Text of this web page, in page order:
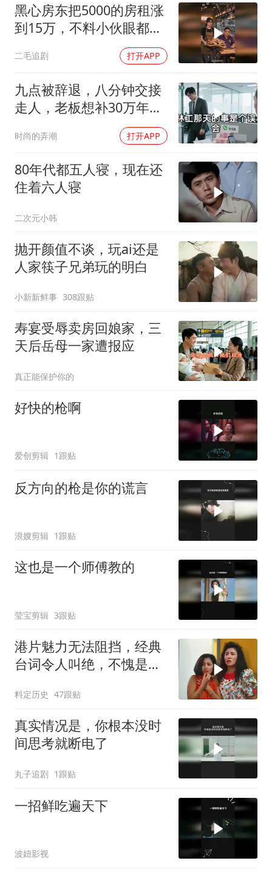
黑心房东把5000的房租涨
到15万，不料小伙眼都不
二毛追剧 打开APP
九点被辞退，八分钟交接
走人，老板想补30万年终
时尚的弄潮 打开APP
80年代都五人寝，现在还
住着六人寝
二次元小韩
抛开颜值不谈，玩ai还是
人家筷子兄弟玩的明白
小新新鲜事 308跟贴
寿宴受辱卖房回娘家，三
天后岳母一家遭报应
真正能保护你的
好快的枪啊
爱创剪辑 1跟贴
反方向的枪是你的谎言
浪嫂剪辑 1跟贴
这也是一个师傅教的
莹宝剪辑 3跟贴
港片魅力无法阻挡，经典
台词令人叫绝，不愧是影
料定历史 47跟贴
真实情况是，你根本没时
间思考就断电了
丸子追剧 1跟贴
一招鲜吃遍天下
波妞影视